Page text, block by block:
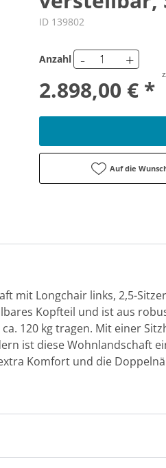
ID 139802
Anzahl - +
2.898,00 € *
Auf die
mit Longchair links, 2,5-
Kopfteil und ist aus
120 kg tragen. Mit einer
ist diese Wohnlandschaft
Komfort und die